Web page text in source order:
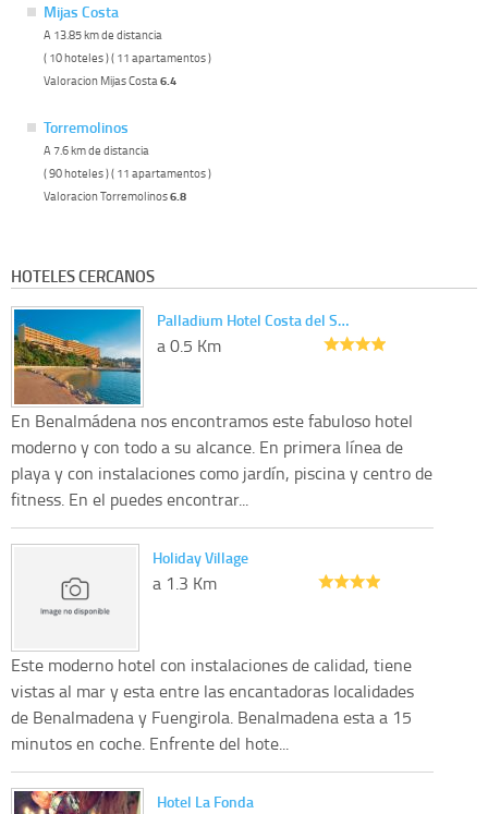
Mijas Costa
A 13.85 km de distancia
( 10 hoteles ) ( 11 apartamentos )
Valoracion Mijas Costa6.4
Torremolinos
A 7.6 km de distancia
( 90 hoteles ) ( 11 apartamentos )
Valoracion Torremolinos6.8
HOTELES CERCANOS
Palladium Hotel Costa del S…
a 0.5 Km
En Benalmádena nos encontramos este fabuloso hotel
moderno y con todo a su alcance. En primera línea de
playa y con instalaciones como jardín, piscina y centro de
fitness. En el puedes encontrar...
Holiday Village
a 1.3 Km
Este moderno hotel con instalaciones de calidad, tiene
vistas al mar y esta entre las encantadoras localidades
de Benalmadena y Fuengirola. Benalmadena esta a 15
minutos en coche. Enfrente del hote...
Hotel La Fonda